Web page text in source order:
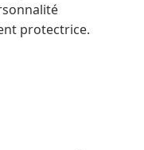
protectrice.